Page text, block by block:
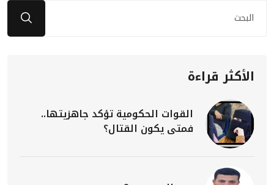
الأكثر قراءة
القوات الحكومية تؤكد جاهزيتها..
فمتى يكون القتال؟